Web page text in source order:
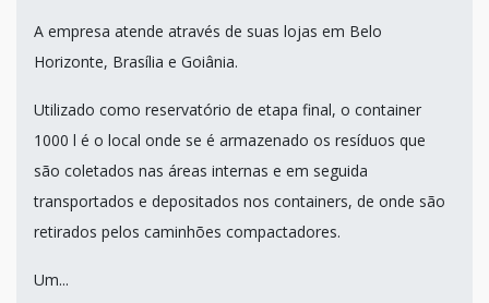
A empresa atende através de suas lojas em Belo
Horizonte, Brasília e Goiânia.
Utilizado como reservatório de etapa final, o container
1000 l é o local onde se é armazenado os resíduos que
são coletados nas áreas internas e em seguida
transportados e depositados nos containers, de onde são
retirados pelos caminhões compactadores.
Um...